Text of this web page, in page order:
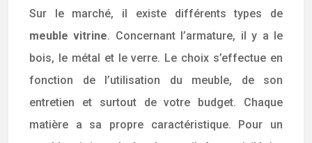
Sur le marché, il existe différents types de
meuble vitrine. Concernant l’armature, il y a le
bois, le métal et le verre. Le choix s’effectue en
fonction de l’utilisation du meuble, de son
entretien et surtout de votre budget. Chaque
matière a sa propre caractéristique. Pour un